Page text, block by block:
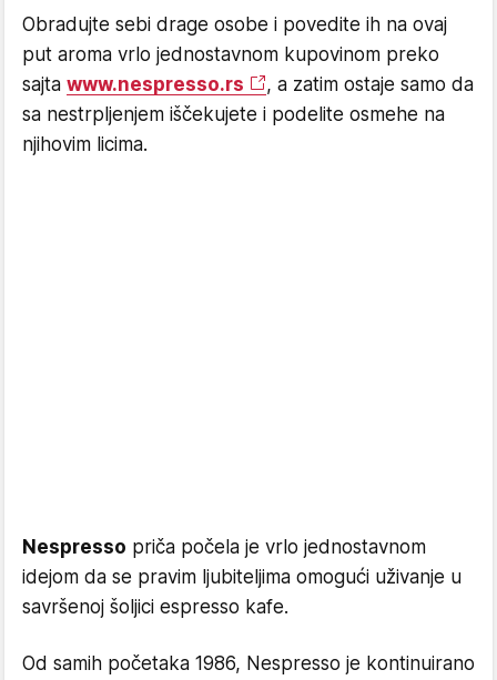
Obradujte sebi drage osobe i povedite ih na ovaj
put aroma vrlo jednostavnom kupovinom preko
sajta www.nespresso.rs
, a zatim ostaje samo da
sa nestrpljenjem iščekujete i podelite osmehe na
njihovim licima.
Nespresso priča počela je vrlo jednostavnom
idejom da se pravim ljubiteljima omogući uživanje u
savršenoj šoljici espresso kafe.
Od samih početaka 1986, Nespresso je kontinuirano